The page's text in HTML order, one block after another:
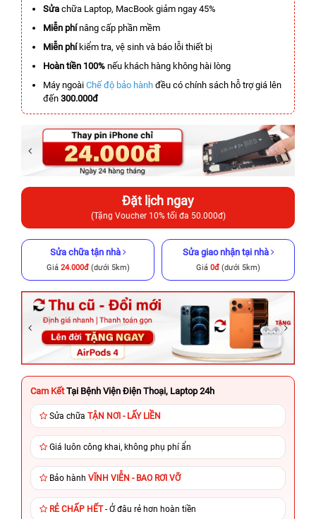
Sửa chữa Laptop, MacBook giảm ngay 45%
Miễn phínâng cấp phần mềm
Miễn phíkiểm tra, vệ sinh và báo lỗi thiết bị
Hoàn tiền 100% nếu khách hàng không hài lòng
Máy ngoài Chế độ bảo hành đều có chính sách hỗ trợ giá lên
đến 300.000đ
Đặt lịch ngay
(Tặng Voucher 10% tối đa 50.000đ)
Sửa chữa tận nhà
Giá 24.000đ(dưới 5km)
Sửa giao nhận tại nhà
Giá 0đ (dưới 5km)
Cam Kết Tại Bệnh Viện Điện Thoại, Laptop 24h
Sửa chữa TẬN NƠI - LẤY LIỀN
Giá luôn công khai, không phụ phí ẩn
Bảo hành VĨNH VIỄN - BAO RƠI VỠ
RẺ CHẤP HẾT- Ở đâu rẻ hơn hoàn tiền